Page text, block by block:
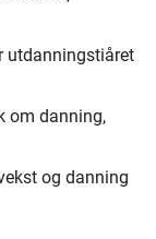
utdanningstiåret
om danning,
og danning